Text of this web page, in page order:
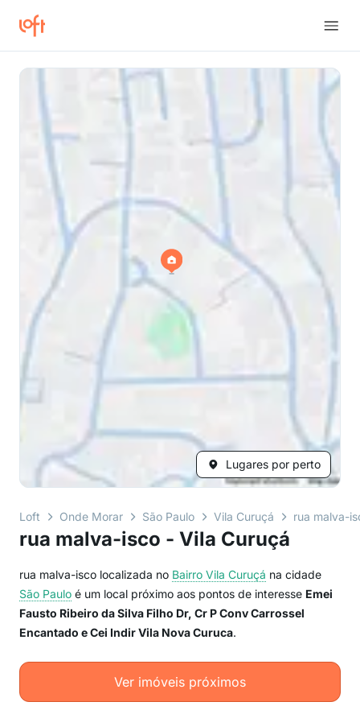
Lugares por perto
Loft Onde Morar São Paulo Vila Curuçá rua malva-
rua malva-isco - Vila Curuçá
rua malva-isco localizada no Bairro Vila Curuçá na cidade
São Paulo é um local próximo aos pontos de interesse Emei
Fausto Ribeiro da Silva Filho Dr, Cr P Conv Carrossel
Encantado e Cei Indir Vila Nova Curuca.
Ver imóveis próximos